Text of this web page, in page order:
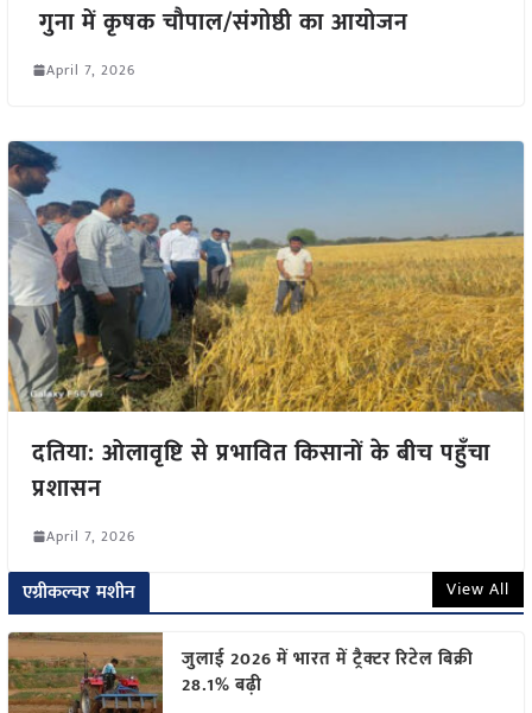
गुना में कृषक चौपाल/संगोष्ठी का आयोजन
April 7, 2026
दतिया: ओलावृष्टि से प्रभावित किसानों के बीच पहुँचा
प्रशासन
April 7, 2026
एग्रीकल्चर मशीन View All
जुलाई 2026 में भारत में ट्रैक्टर रिटेल बिक्री
28.1% बढ़ी